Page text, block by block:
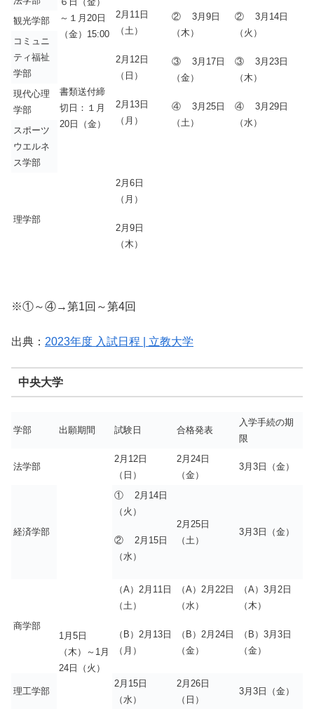
～１月20日
（金）15:00
書類送付締
切日：１月
20日（金）
2月11日
（土）
2月12日
（日）
2月13日
（月）
② 3月9日
（木）
③ 3月17日
（金）
④ 3月25日
（土）
② 3月14日
（火）
③ 3月23日
（木）
④ 3月29日
（水）
観光学部
コミュニ
ティ福祉
学部
現代心理
学部
スポーツ
ウエルネ
ス学部
理学部
2月6日
（月）
2月9日
（木）
※①～④→第1回～第4回
出典： 2023年度 入試日程 | 立教大学
中央大学
学部 出願期間 試験日 合格発表
入学手続の期
限
法学部
1月5日
（木）～1月
24日（火）
2月12日
（日）
2月24日
（金）
3月3日（金）
経済学部
① 2月14日
（火）
② 2月15日
（水）
2月25日
（土）
3月3日（金）
商学部
（A）2月11日
（土）
（B）2月13日
（月）
（A）2月22日
（水）
（B）2月24日
（金）
（A）3月2日
（木）
（B）3月3日
（金）
理工学部
2月15日
（水）
2月26日
（日）
3月3日（金）